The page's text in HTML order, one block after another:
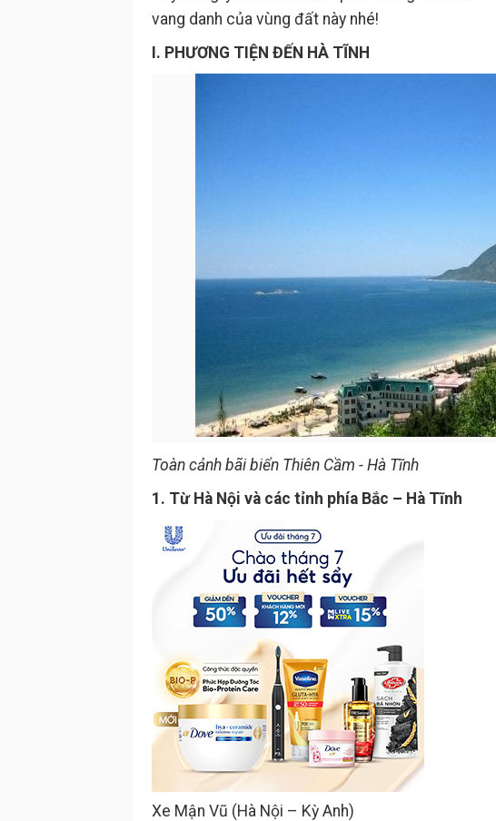
vang danh của vùng đất này nhé!
I. PHƯƠNG TIỆN ĐẾN HÀ TĨNH
Toàn cảnh bãi biển Thiên Cầm - Hà Tĩnh
1. Từ Hà Nội và các tỉnh phía Bắc – Hà Tĩnh
Xe Mận Vũ (Hà Nội – Kỳ Anh)